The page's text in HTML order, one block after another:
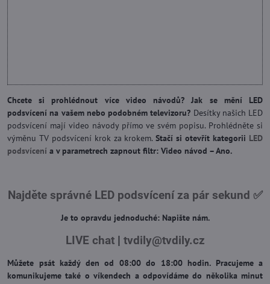
Chcete si prohlédnout více video návodů? Jak se mění LED
podsvícení na vašem nebo podobném televizoru? Desítky našich LED
podsvícení mají video návody přímo ve svém popisu. Prohlédněte si
výměnu TV podsvícení krok za krokem.Stačí si otevřít kategorii LED
podsvícení a v parametrech zapnout filtr: Video návod – Ano.
Najděte správné LED podsvícení za pár sekund ✅
Je to opravdu jednoduché: Napište nám.
LIVE chat| tvdily@tvdily.cz
Můžete psát každý den od 08:00 do 18:00 hodin. Pracujeme a
komunikujeme také o víkendech a odpovídáme do několika minut